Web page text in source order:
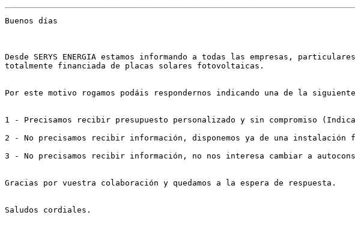
Buenos días
Desde SERYS ENERGIA estamos informando a todas las empresas,
totalmente financiada de placas solares fotovoltaicas.
Por este motivo rogamos podáis respondernos indicando una de la
1 - Precisamos recibir presupuesto personalizado y sin compromiso
2 - No precisamos recibir información, disponemos ya de una instalación
3 - No precisamos recibir información, no nos interesa cambiar a
Gracias por vuestra colaboración y quedamos a la espera de respuesta.
Saludos cordiales.